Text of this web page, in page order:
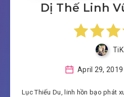
Dị Thế Linh
April 29, 2019
Lục Thiếu Du, linh hồn bạo phát